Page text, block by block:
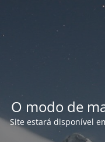
O modo de
Site estará disponível